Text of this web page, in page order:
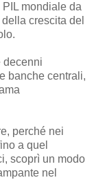
mondiale da
crescita del
decenni
banche centrali,
perché nei
a quel
scoprì un modo
nel